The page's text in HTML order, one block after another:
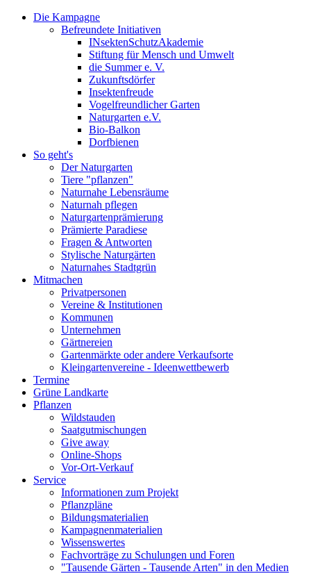
Die Kampagne
Befreundete Initiativen
INsektenSchutzAkademie
Stiftung für Mensch und Umwelt
die Summer e. V.
Zukunftsdörfer
Insektenfreude
Vogelfreundlicher Garten
Naturgarten e.V.
Bio-Balkon
Dorfbienen
So geht's
Der Naturgarten
Tiere "pflanzen"
Naturnahe Lebensräume
Naturnah pflegen
Naturgartenprämierung
Prämierte Paradiese
Fragen & Antworten
Stylische Naturgärten
Naturnahes Stadtgrün
Mitmachen
Privatpersonen
Vereine & Institutionen
Kommunen
Unternehmen
Gärtnereien
Gartenmärkte oder andere Verkaufsorte
Kleingartenvereine - Ideenwettbewerb
Termine
Grüne Landkarte
Pflanzen
Wildstauden
Saatgutmischungen
Give away
Online-Shops
Vor-Ort-Verkauf
Service
Informationen zum Projekt
Pflanzpläne
Bildungsmaterialien
Kampagnenmaterialien
Wissenswertes
Fachvorträge zu Schulungen und Foren
"Tausende Gärten - Tausende Arten" in den Medien